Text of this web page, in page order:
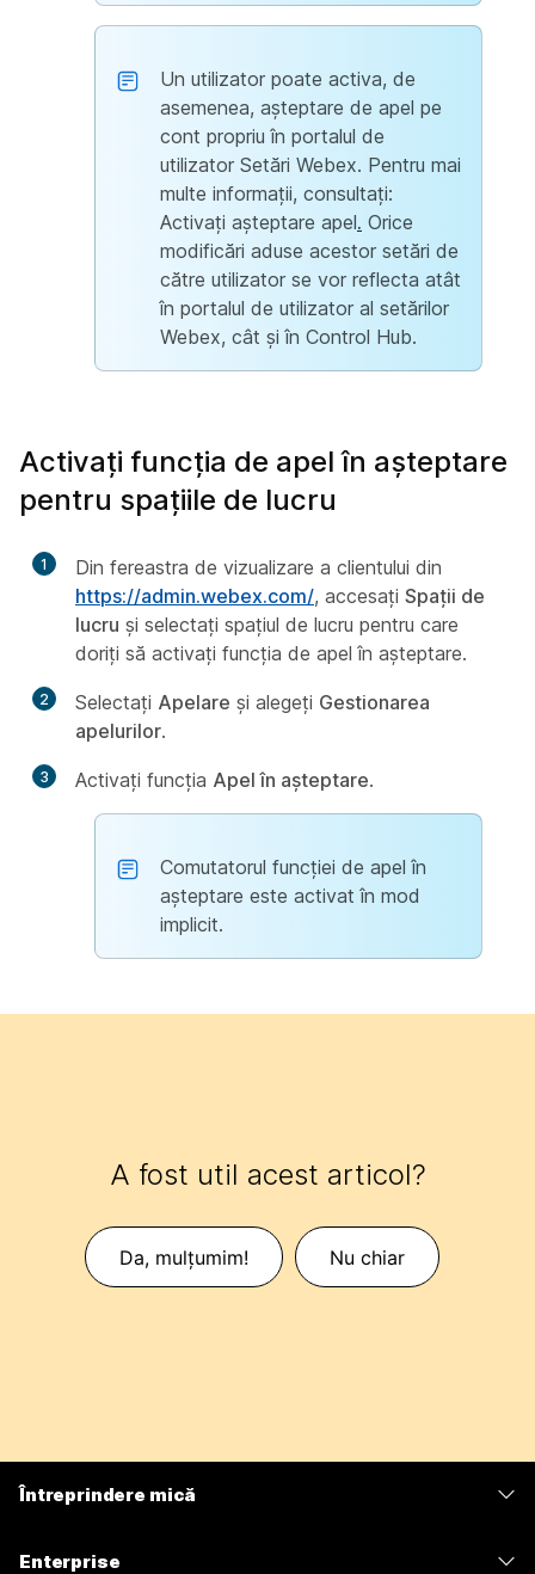
Un utilizator poate activa, de
asemenea, așteptare de apel pe
cont propriu în portalul de
utilizator Setări Webex. Pentru mai
multe informații, consultați:
Activați așteptare apel. Orice
modificări aduse acestor setări de
către utilizator se vor reflecta atât
în portalul de utilizator al setărilor
Webex, cât și în Control Hub.
Activați funcția de apel în așteptare
pentru spațiile de lucru
1
Din fereastra de vizualizare a clientului din
https://admin.webex.com/, accesați Spații de
lucru și selectați spațiul de lucru pentru care
doriți să activați funcția de apel în așteptare.
2 Selectați Apelare și alegeți Gestionarea
apelurilor.
3 Activați funcția Apel în așteptare.
Comutatorul funcției de apel în
așteptare este activat în mod
implicit.
A fost util acest articol?
Da, mulțumim! Nu chiar
Întreprindere mică
Enterprise